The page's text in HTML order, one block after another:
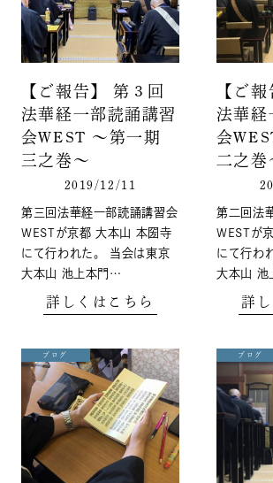
【ご報告】 第３回
法華経一部読誦講習
会WEST ～第一期
三之巻～
2019/12/11
第三回法華経一部読誦講習会
WESTが京都 大本山 本圀寺
にて行われた。 当会は東京
大本山 池上本門…
詳しくはこちら
【ご
法華経
会
二之巻
第二回法
WESTが
にて行わ
大本山
詳
ブログ ブログ